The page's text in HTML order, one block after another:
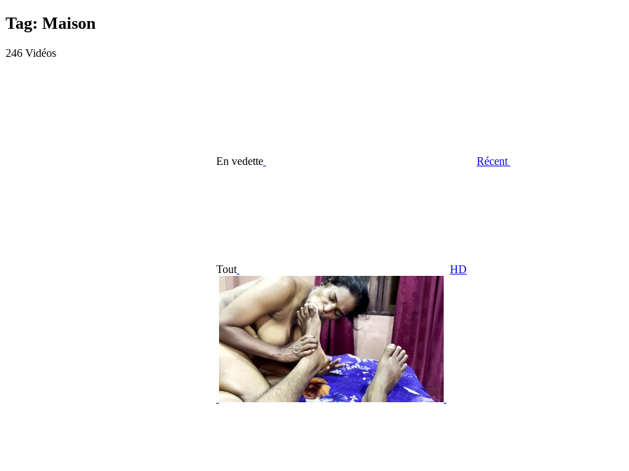
Tag: Maison
246 Vidéos
En vedette Récent
Tout HD